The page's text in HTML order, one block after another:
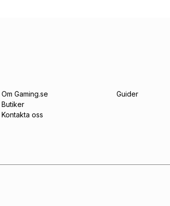
Om Gaming.se
Butiker
Kontakta oss
Guider